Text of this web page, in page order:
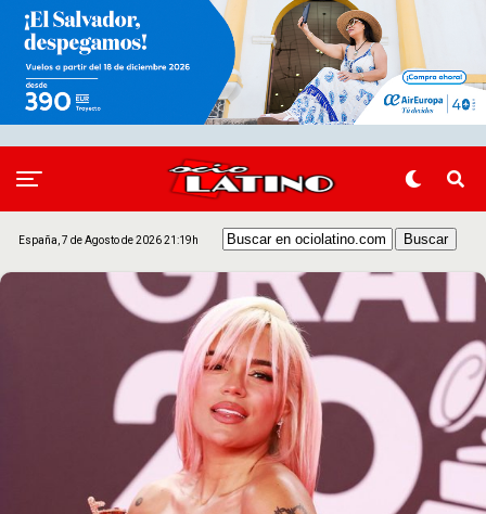
España, 7 de Agosto de 2026 21:19h